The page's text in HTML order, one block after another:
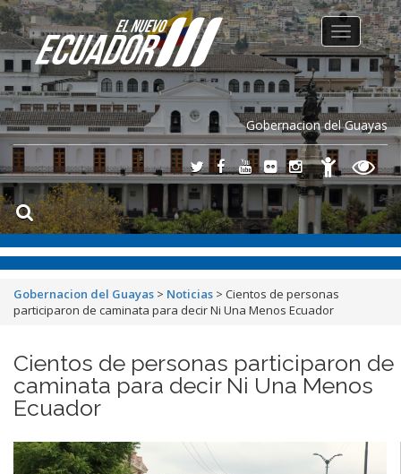
Gobernacion del Guayas
Toggle
navigation
Gobernacion del Guayas > Noticias > Cientos de personas
participaron de caminata para decir Ni Una Menos Ecuador
Cientos de personas participaron de
caminata para decir Ni Una Menos
Ecuador